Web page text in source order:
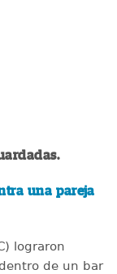
una pareja
lograron
de un bar